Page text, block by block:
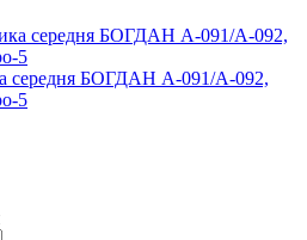
середня БОГДАН А-091/А-092,
5